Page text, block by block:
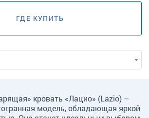
ГДЕ КУПИТЬ
кровать «Лацио» (Lazio) –
модель, обладающая яркой